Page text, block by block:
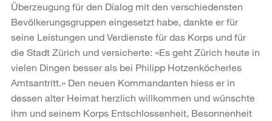
Überzeugung für den Dialog mit den verschiedensten
Bevölkerungsgruppen eingesetzt habe, dankte er für
seine Leistungen und Verdienste für das Korps und für
die Stadt Zürich und versicherte: «Es geht Zürich heute in
vielen Dingen besser als bei Philipp Hotzenköcherles
Amtsantritt.» Den neuen Komman­danten hiess er in
dessen alter Heimat herzlich willkommen und wünschte
ihm und seinem Korps Entschlossenheit, Besonnenheit